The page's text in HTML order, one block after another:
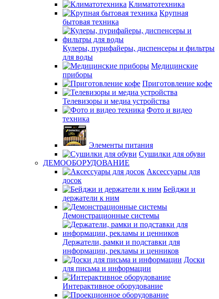
Климатотехника
Крупная
бытовая техника
Кулеры, пурифайеры, диспенсеры и фильтры
для воды
Медицинские
приборы
Приготовление кофе
Телевизоры и медиа устройства
Фото и видео
техника
Элементы питания
Сушилки для обуви
ДЕМООБОРУДОВАНИЕ
Аксессуары для
досок
Бейджи и
держатели к ним
Демонстрационные системы
Держатели, рамки и подставки для
информации, рекламы и ценников
Доски
для письма и информации
Интерактивное оборудование